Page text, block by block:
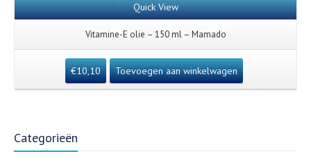
Quick View
Vitamine-E olie – 150 ml – Mamado
€10,10 Toevoegen aan winkelwagen
Categorieën